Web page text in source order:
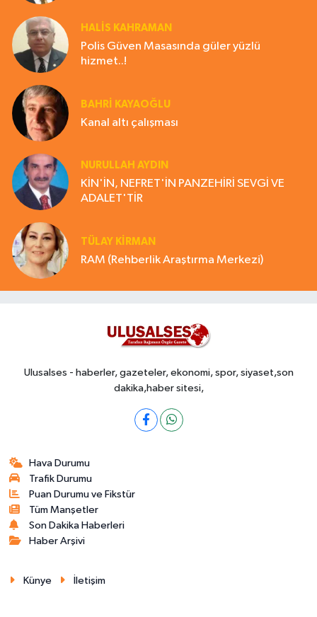
HALIS KAHRAMAN
Polis Güven Masasında güler yüzlü
hizmet..!
BAHRI KAYAOĞLU
Kanal altı çalışması
NURULLAH AYDIN
KİN'İN, NEFRET'İN PANZEHİRİ SEVGİ VE
ADALET'TİR
TÜLAY KİRMAN
RAM (Rehberlik Araştırma Merkezi)
Ulusalses - haberler, gazeteler, ekonomi, spor, siyaset,son
dakika,haber sitesi,
Hava Durumu
Trafik Durumu
Puan Durumu ve Fikstür
Tüm Manşetler
Son Dakika Haberleri
Haber Arşivi
Künye İletişim